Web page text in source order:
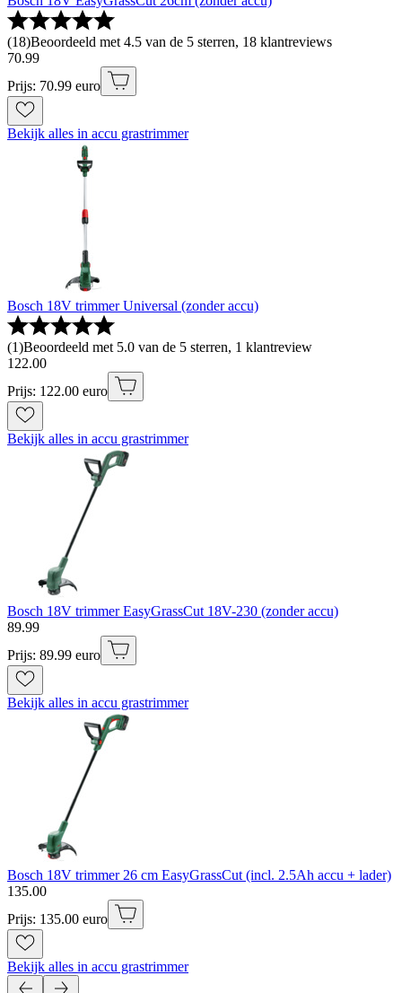
(18)Beoordeeld met 4.5 van de 5 sterren, 18 klantreviews
70.99
Prijs: 70.99 euro
Bekijk alles in accu grastrimmer
Bosch 18V trimmer Universal (zonder accu)
(1)Beoordeeld met 5.0 van de 5 sterren, 1 klantreview
122.00
Prijs: 122.00 euro
Bekijk alles in accu grastrimmer
Bosch 18V trimmer EasyGrassCut 18V-230 (zonder accu)
89.99
Prijs: 89.99 euro
Bekijk alles in accu grastrimmer
Bosch 18V trimmer 26 cm EasyGrassCut (incl. 2.5Ah accu + lader)
135.00
Prijs: 135.00 euro
Bekijk alles in accu grastrimmer